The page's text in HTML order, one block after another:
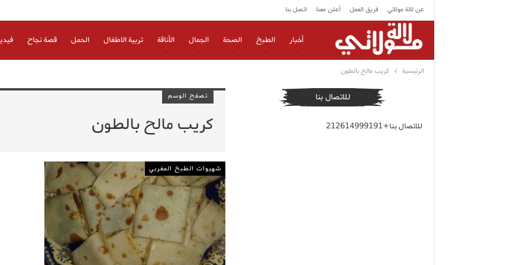
عن لالة مولاتي فريق العمل أعلن معنا اتصل بنا
أخبار الطبخ الصحة الجمال الأناقة تربية الاطفال الحمل قصة نجاح
الرئيسية كريب مالح بالطون
تصفح الوسم
كريب مالح بالطون
شهيوات الطبخ المغربي
للاتصال بنا
للاتصال بنا+212614999191